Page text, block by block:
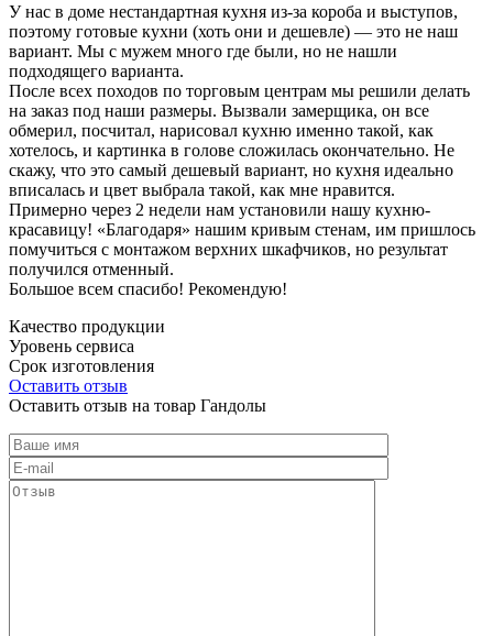
У нас в доме нестандартная кухня из-за короба и выступов,
поэтому готовые кухни (хоть они и дешевле) — это не наш
вариант. Мы с мужем много где были, но не нашли
подходящего варианта.
После всех походов по торговым центрам мы решили делать
на заказ под наши размеры. Вызвали замерщика, он все
обмерил, посчитал, нарисовал кухню именно такой, как
хотелось, и картинка в голове сложилась окончательно. Не
скажу, что это самый дешевый вариант, но кухня идеально
вписалась и цвет выбрала такой, как мне нравится.
Примерно через 2 недели нам установили нашу кухню-
красавицу! «Благодаря» нашим кривым стенам, им пришлось
помучиться с монтажом верхних шкафчиков, но результат
получился отменный.
Большое всем спасибо! Рекомендую!
Качество продукции
Уровень сервиса
Срок изготовления
Оставить отзыв
Оставить отзыв на товар Гандолы